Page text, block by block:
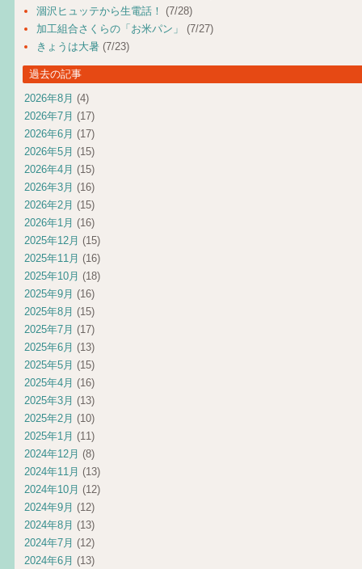
涸沢ヒュッテから生電話！ (7/28)
加工組合さくらの「お米パン」
(7/27)
きょうは大暑 (7/23)
過去の記事
2026年8月 (4)
2026年7月 (17)
2026年6月 (17)
2026年5月 (15)
2026年4月 (15)
2026年3月 (16)
2026年2月 (15)
2026年1月 (16)
2025年12月 (15)
2025年11月 (16)
2025年10月 (18)
2025年9月 (16)
2025年8月 (15)
2025年7月 (17)
2025年6月 (13)
2025年5月 (15)
2025年4月 (16)
2025年3月 (13)
2025年2月 (10)
2025年1月 (11)
2024年12月 (8)
2024年11月 (13)
2024年10月 (12)
2024年9月 (12)
2024年8月 (13)
2024年7月 (12)
2024年6月 (13)